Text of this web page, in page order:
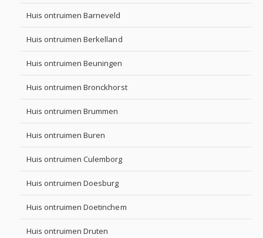
Huis ontruimen Barneveld
Huis ontruimen Berkelland
Huis ontruimen Beuningen
Huis ontruimen Bronckhorst
Huis ontruimen Brummen
Huis ontruimen Buren
Huis ontruimen Culemborg
Huis ontruimen Doesburg
Huis ontruimen Doetinchem
Huis ontruimen Druten